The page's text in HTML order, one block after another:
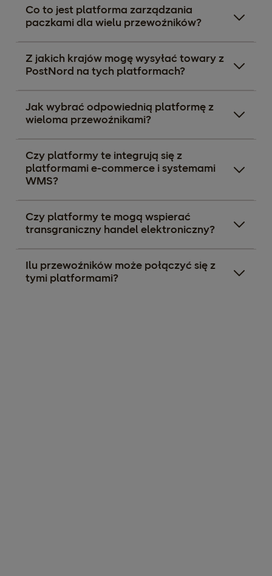
Co to jest platforma zarządzania
paczkami dla wielu przewoźników?
Z jakich krajów mogę wysyłać towary z
PostNord na tych platformach?
Jak wybrać odpowiednią platformę z
wieloma przewoźnikami?
Czy platformy te integrują się z
platformami e-commerce i systemami
WMS?
Czy platformy te mogą wspierać
transgraniczny handel elektroniczny?
Ilu przewoźników może połączyć się z
tymi platformami?